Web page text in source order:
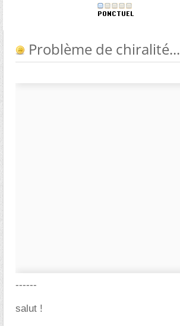
Problème de chiralité...
------
salut !